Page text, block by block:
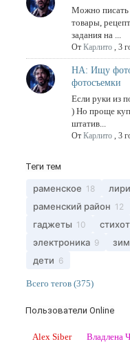
Можно писать
товары,
задания на ...
ОтКарлито ,3
НА: Ищу
фотосъемки
Если руки из
) Но проще
штатив...
ОтКарлито ,3
Теги тем
раменское 18
раменский район 12
гаджеты 10
электроника 9
дети 6
Всего тегов (375)
Пользователи Online
Alex Siber Владлена